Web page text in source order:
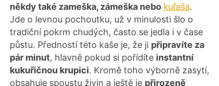
někdy také zameška, zámeška nebo kuľaša.
Jde o levnou pochoutku, už v minulosti šlo o
tradiční pokrm chudých, často se jedla i v čase
půstu. Předností této kaše je, že ji připravíte za
pár minut, hlavně pokud si pořídíte instantní
kukuřičnou krupici. Kromě toho výborně zasytí,
obsahuje spoustu živin a ještě je přirozeně